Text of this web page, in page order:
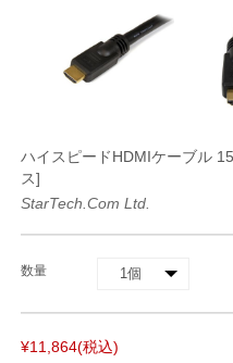
ハイスピードHDMIケーブル
ス]
StarTech.com Ltd.
数量
¥11,864(税込)